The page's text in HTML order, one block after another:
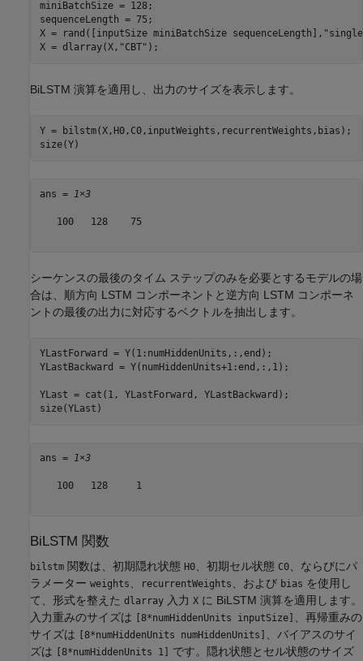
miniBatchSize = 128;
sequenceLength = 75;
X = rand([inputSize miniBatchSize sequenceLength],
X = dlarray(X, "CBT" );
BiLSTM 演算を適用し、出力のサイズを表示します。
Y = bilstm(X,H0,C0,inputWeights,recurrentWeights,bias);
size(Y)
ans = 1×3
   100   128    75
シーケンスの最後のタイム ステップのみを必要とするモデルの場
合は、順方向 LSTM コンポーネントと逆方向 LSTM コンポーネ
ントの最後の出力に対応するベクトルを抽出します。
YLastForward = Y(1:numHiddenUnits,:,end);
YLastBackward = Y(numHiddenUnits+1:end,:,1);
YLast = cat(1, YLastForward, YLastBackward);
size(YLast)
ans = 1×3
   100   128     1
BiLSTM 関数
bilstm 関数は、初期隠れ状態 H0、初期セル状態 C0、ならびにパ
ラメーター weights 、 recurrentWeights 、および bias を使用し
て、形式を整えた dlarray 入力 X に BiLSTM 演算を適用します。
入力重みのサイズは
[8*numHiddenUnits inputSize]
、再帰重みの
サイズは
[8*numHiddenUnits numHiddenUnits]
、バイアスのサイ
ズは
[8*numHiddenUnits 1]
です。隠れ状態とセル状態のサイズ